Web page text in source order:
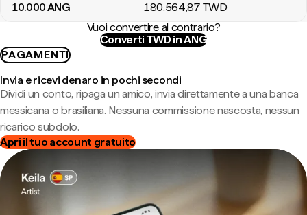
10.000ANG 180.564,87 TWD
Vuoi convertire al contrario?
Converti TWD in ANG
PAGAMENTI
Invia e ricevi denaro in pochi secondi
Dividi un conto, ripaga un amico, invia direttamente a una banca
messicana o brasiliana. Nessuna commissione nascosta, nessun
ricarico subdolo.
Apri il tuo account gratuito